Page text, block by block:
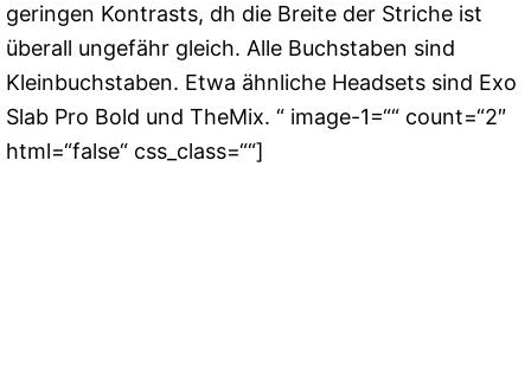
geringen Kontrasts, dh die Breite der Striche ist
überall ungefähr gleich. Alle Buchstaben sind
Kleinbuchstaben. Etwa ähnliche Headsets sind Exo
Slab Pro Bold und TheMix. “ image-1=““ count=“2″
html=“false“ css_class=““]